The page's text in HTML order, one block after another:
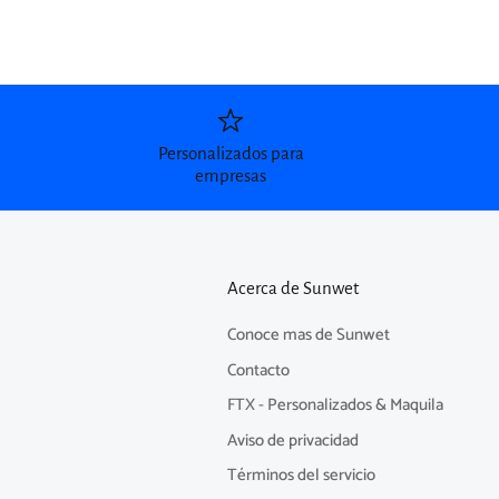
Personalizados para
empresas
Acerca de Sunwet
Conoce mas de Sunwet
Contacto
FTX - Personalizados & Maquila
Aviso de privacidad
Términos del servicio